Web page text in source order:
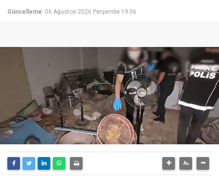
Güncelleme: 06 Ağustos 2026 Perşembe 19:06